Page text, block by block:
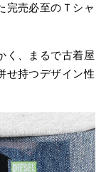
完売必至のＴシャ
く、まるで古着屋
せ持つデザイン性